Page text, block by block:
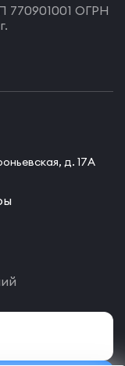
ОГРН
д. 17А